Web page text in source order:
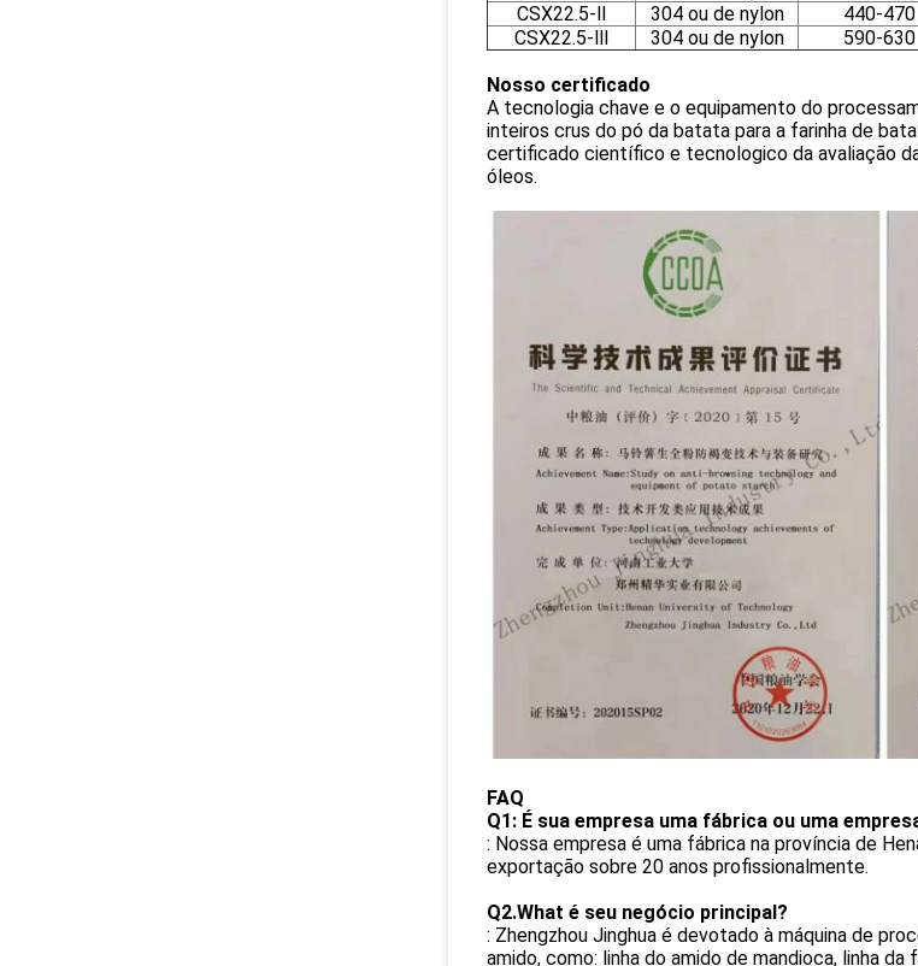
CSX22.5-Ⅱ
304 ou de nylon 440-470
CSX22.5-Ⅲ
304 ou de nylon 590-630
Nosso certificado
A tecnologia chave e o equipamento do
inteiros crus do pó da batata para a farinha de
certificado científico e tecnologico da avaliação
óleos.
FAQ
Q1: É sua empresa uma fábrica ou uma
: Nossa empresa é uma fábrica na província de
exportação sobre 20 anos profissionalmente.
Q2.What é seu negócio principal?
: Zhengzhou Jinghua é devotado à máquina de
amido, como: linha do amido de mandioca, linha